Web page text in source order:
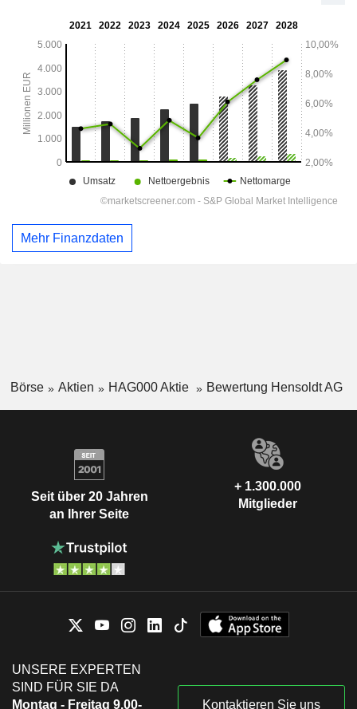
Mehr Finanzdaten
Börse Aktien HAG000 Aktie Bewertung Hensoldt AG
Seit über 20 Jahren
an Ihrer Seite
+ 1.300.000
Mitglieder
UNSERE EXPERTEN
SIND FÜR SIE DA
Montag - Freitag 9.00-
Kontaktieren Sie uns